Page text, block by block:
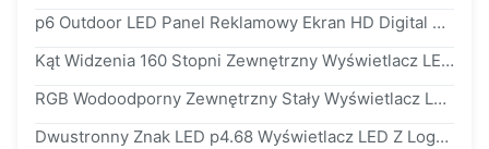
p6 Outdoor LED Panel Reklamowy Ekran HD Digital Billboard Wysoka Rozdzielczość
Kąt Widzenia 160 Stopni Zewnętrzny Wyświetlacz LED Ściana Wideo Do Billboardu Budowlanego
RGB Wodoodporny Zewnętrzny Stały Wyświetlacz LED p8 p10 SMD Wysoka Jasność ip65 / ip54
Dwustronny Znak LED p4.68 Wyświetlacz LED Z Logo Okrągły Ekran Ze Sterowaniem USB 4g WiFi